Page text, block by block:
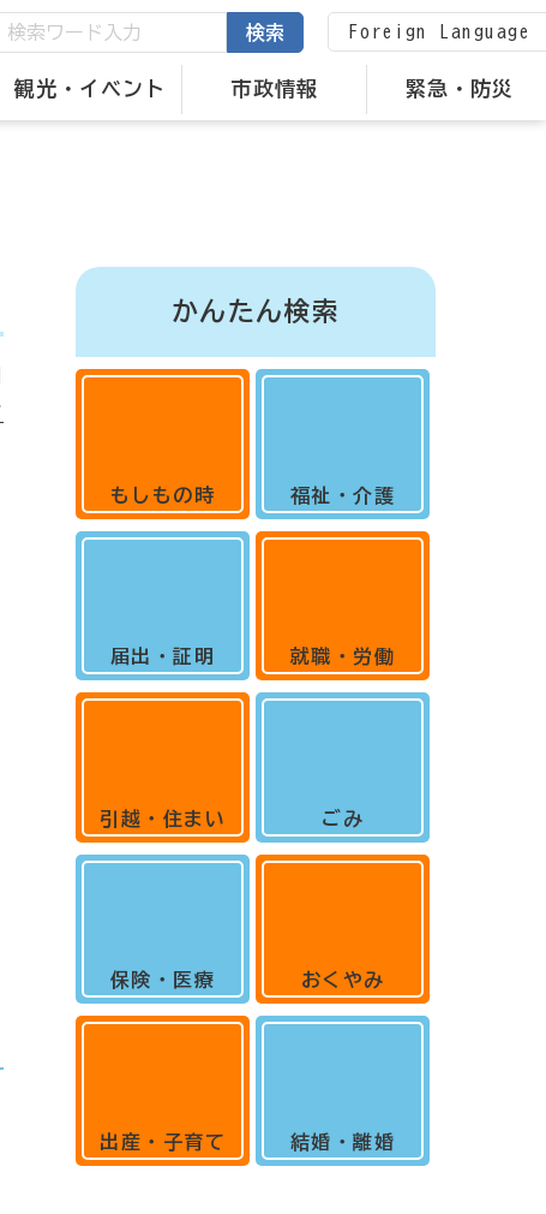
観光・イベント 市政情報 緊急・防災
検索 Foreign Language
かんたん検索
もしもの時
届出・証明
引越・住まい
保険・医療
出産・子育て
福祉・介護
就職・労働
ごみ
おくやみ
結婚・離婚